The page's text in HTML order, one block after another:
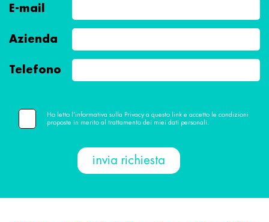
E-mail
Azienda
Telefono
Ho letto l’informativa sulla Privacy a questo link e accetto le condizioni
proposte in merito al trattamento dei miei dati personali.